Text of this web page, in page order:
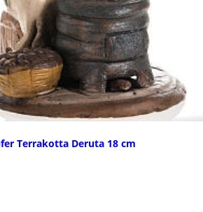
Terrakotta Deruta 18 cm